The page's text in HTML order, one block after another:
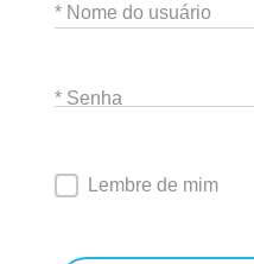
* Nome do usuário
* Senha
Lembre de mim